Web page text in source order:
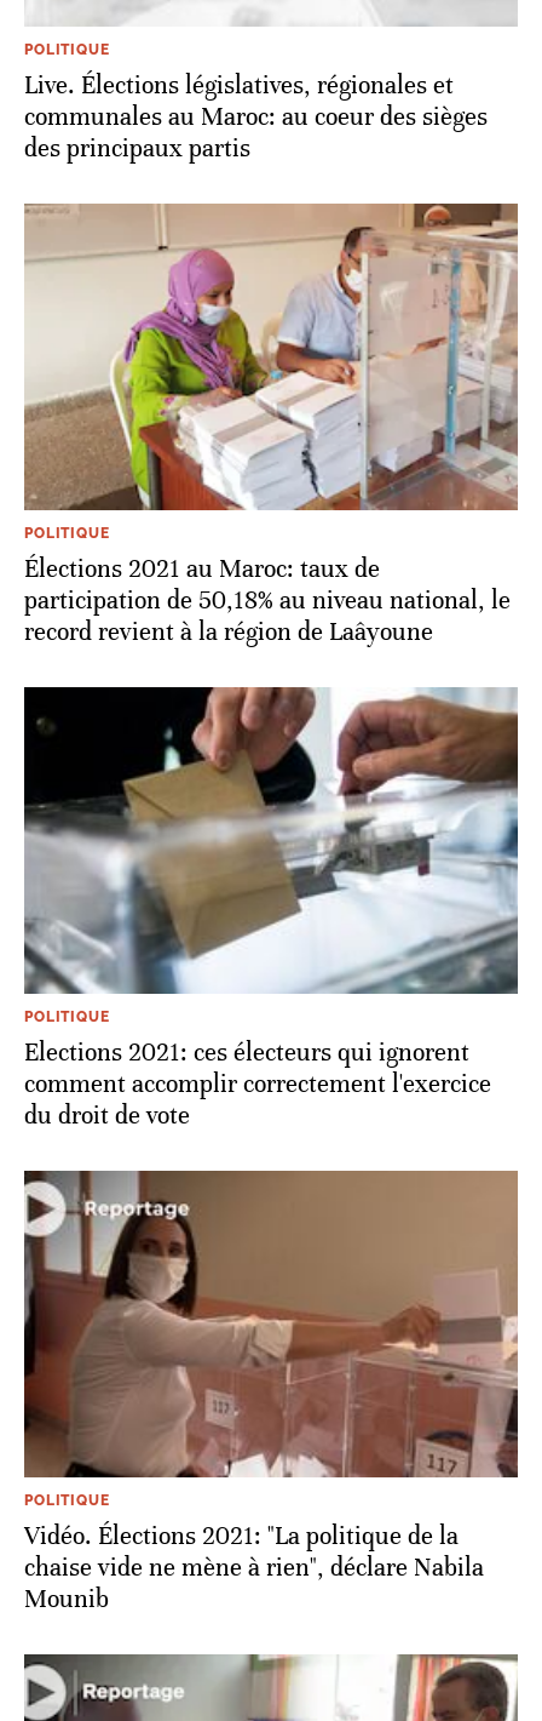
POLITIQUE
Live. Élections législatives, régionales et
communales au Maroc: au coeur des sièges
des principaux partis
POLITIQUE
Élections 2021 au Maroc: taux de
participation de 50,18% au niveau national, le
record revient à la région de Laâyoune
POLITIQUE
Elections 2021: ces électeurs qui ignorent
comment accomplir correctement l'exercice
du droit de vote
POLITIQUE
Vidéo. Élections 2021: "La politique de la
chaise vide ne mène à rien", déclare Nabila
Mounib